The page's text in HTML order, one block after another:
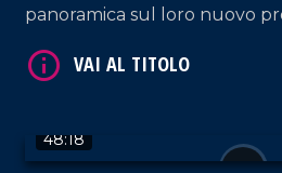
panoramica sul loro nuovo
48:18
VAI AL TITOLO